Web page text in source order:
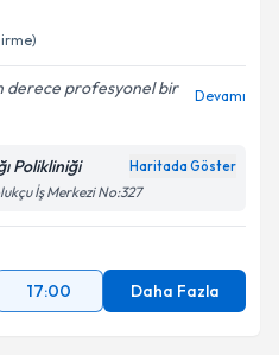
derece profesyonel bir
Devamı
Polikliniği Haritada Göster
İş Merkezi No:327
17:00 Daha Fazla